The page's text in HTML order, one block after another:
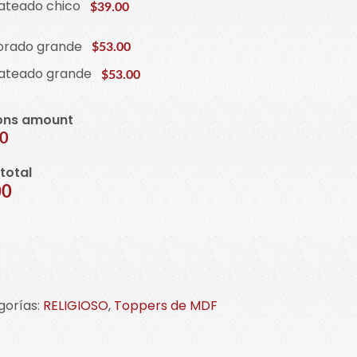
chico $39.00
grande $53.00
grande $53.00
amount
total
RELIGIOSO, Toppers de MDF